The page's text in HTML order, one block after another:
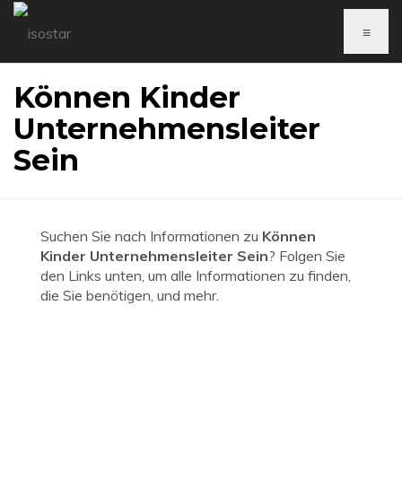
≡
Können Kinder
Unternehmensleiter
Sein
Suchen Sie nach Informationen zu Können
Kinder Unternehmensleiter Sein? Folgen Sie
den Links unten, um alle Informationen zu finden,
die Sie benötigen, und mehr.